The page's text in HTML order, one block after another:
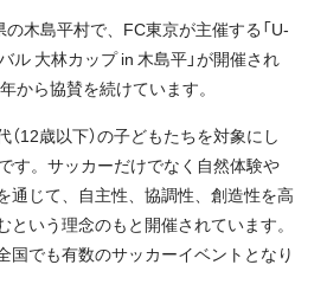
木島平村で、FC東京が主催する「U-
ル 大林カップ in 木島平」が開催され
から協賛を続けています。
12歳以下）の子どもたちを対象にし
す。サッカーだけでなく自然体験や
通じて、自主性、協調性、創造性を高
いう理念のもと開催されています。
国でも有数のサッカーイベントとなり